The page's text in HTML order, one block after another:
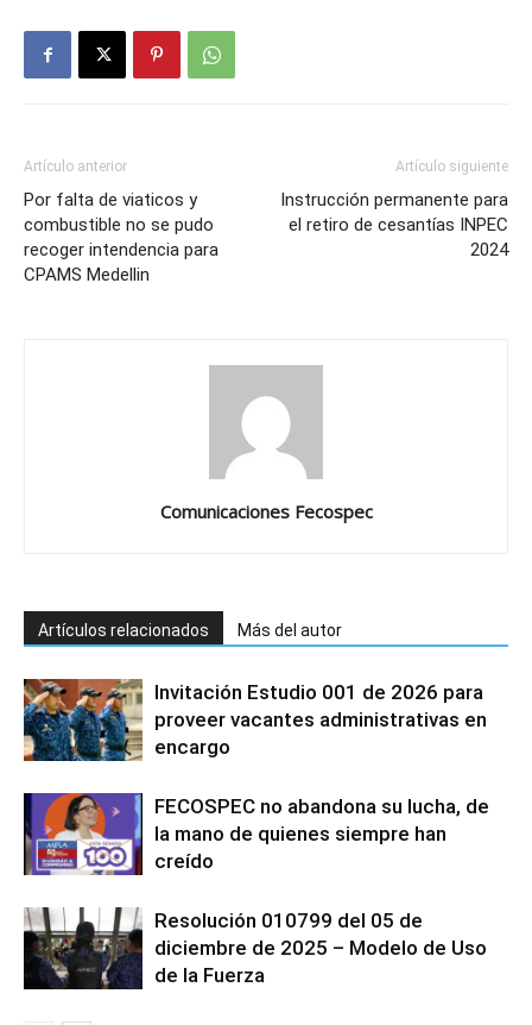
Artículo anterior
Por falta de viaticos y
combustible no se pudo
recoger intendencia para
CPAMS Medellin
Artículo siguiente
Instrucción permanente para
el retiro de cesantías INPEC
2024
Comunicaciones Fecospec
Artículos relacionados Más del autor
Invitación Estudio 001 de 2026 para
proveer vacantes administrativas en
encargo
FECOSPEC no abandona su lucha, de
la mano de quienes siempre han
creído
Resolución 010799 del 05 de
diciembre de 2025 – Modelo de Uso
de la Fuerza